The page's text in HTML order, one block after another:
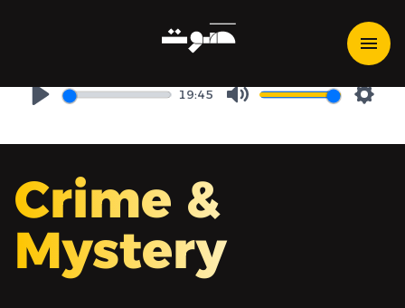
جرائم وغموض - التوربيني: مقبرة
جماعية في محطة القطار
19:45
Crime &
Mystery